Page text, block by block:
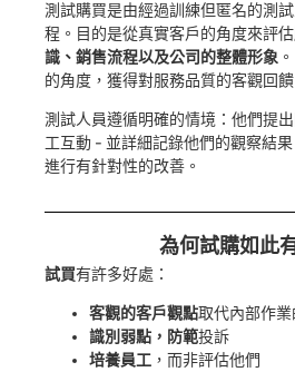
測試購買是由經過訓練但匿名的測
程。目的是從真實客戶的角度來評估
識、銷售流程以及公司的整體形象
的角度，獲得對服務品質的客觀回饋
測試人員遵循明確的情境：他們提
工互動 - 並詳細記錄他們的觀察結
進行有針對性的改善。
為何試購如此
試買有許多好處：
客觀的客戶觀點取代內部作
識別弱點，防範投訴
培養員工 ，而非評估他們